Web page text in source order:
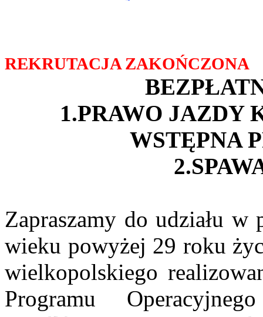
REKRUTACJA ZAKOŃCZONA
1.PRAWO JAZDY
WSTĘPNA
Zapraszamy do udziału
wieku powyżej 29 roku
wielkopolskiego
Programu